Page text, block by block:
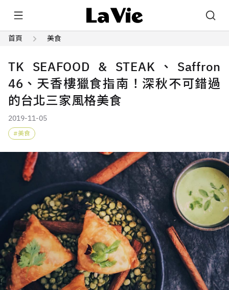
首頁 美食
TK SEAFOOD & STEAK、Saffron
46、天香樓獵食指南！深秋不可錯過
的台北三家風格美食
2019-11-05
美食